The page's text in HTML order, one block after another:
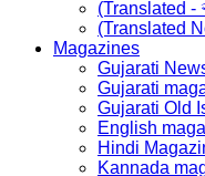
(Translated
(Translated
Magazines
Gujarati
Gujarati
Gujarati Old
English
Hindi
Kannada